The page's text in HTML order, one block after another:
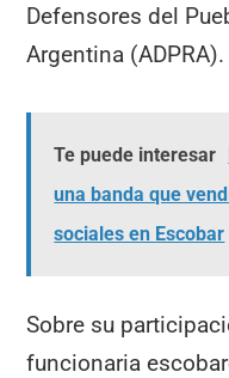
Defensores del
Argentina (ADPRA).
Te puede interesar
una banda que
sociales en Escobar
Sobre su
funcionaria